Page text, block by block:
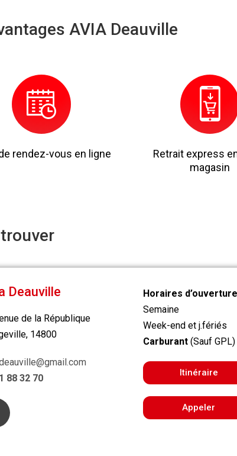
AVIA Deauville
rendez-vous en ligne
Retrait express
magasin
Deauville
de la République
14800
88 32 70
Horaires
Semaine
Week-end et j.fériés
Carburant (Sauf GPL)
Itinéraire
Appeler